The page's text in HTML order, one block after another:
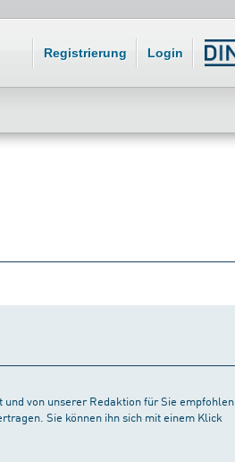
Registrierung Login
und von unserer Redaktion für Sie empfohlen
Sie können ihn sich mit einem Klick